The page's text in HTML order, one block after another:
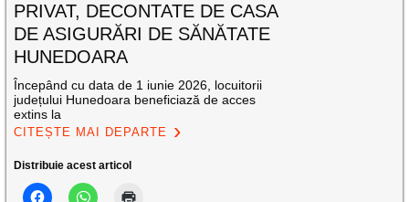
PRIVAT, DECONTATE DE CASA
DE ASIGURĂRI DE SĂNĂTATE
HUNEDOARA
Începând cu data de 1 iunie 2026, locuitorii
județului Hunedoara beneficiază de acces
extins la
CITEȘTE MAI DEPARTE
Distribuie acest articol